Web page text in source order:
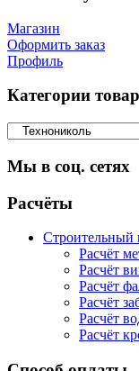
Магазин
Оформить заказ
Профиль
Категории
Мы в соц. сетях
Facebook
Twitter
Google
Instagram
Расчёты
Строительный
Расчёт
Расчёт
Расчёт
Расчёт
Расчёт
Расчёт